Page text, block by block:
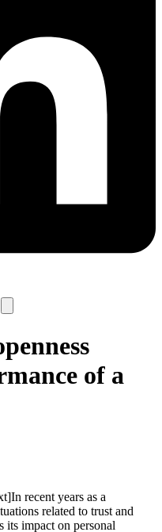
of a
recent years as a
related to trust and
its impact on personal